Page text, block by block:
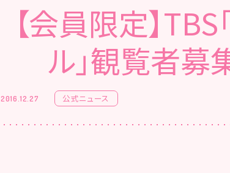
【会員限定】
ル」観覧者募
2016.12.27 公式ニュース